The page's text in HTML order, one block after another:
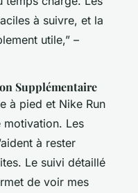
à suivre, et la
utile,” –
Supplémentaire
à pied et Nike Run
motivation. Les
à rester
Le suivi détaillé
de voir mes